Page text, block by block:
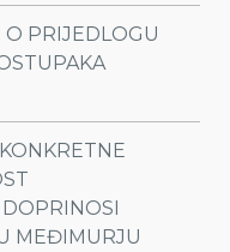
O PRIJEDLOGU
MEĐIMURJU